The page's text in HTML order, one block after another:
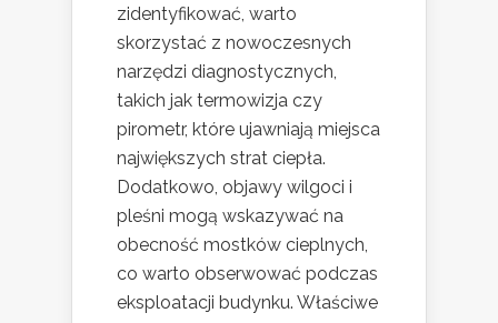
zidentyfikować, warto
skorzystać z nowoczesnych
narzędzi diagnostycznych,
takich jak termowizja czy
pirometr, które ujawniają miejsca
największych strat ciepła.
Dodatkowo, objawy wilgoci i
pleśni mogą wskazywać na
obecność mostków cieplnych,
co warto obserwować podczas
eksploatacji budynku. Właściwe